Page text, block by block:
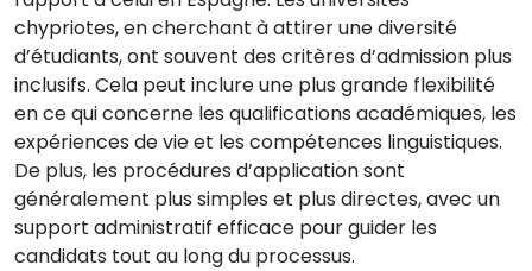
chypriotes, en cherchant à attirer une diversité
d’étudiants, ont souvent des critères d’admission plus
inclusifs. Cela peut inclure une plus grande flexibilité
en ce qui concerne les qualifications académiques, les
expériences de vie et les compétences linguistiques.
De plus, les procédures d’application sont
généralement plus simples et plus directes, avec un
support administratif efficace pour guider les
candidats tout au long du processus.